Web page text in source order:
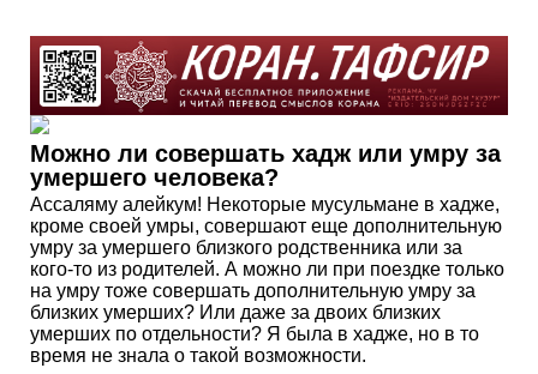
Можно ли совершать хадж или умру за
умершего человека?
Ассаляму алейкум! Некоторые мусульмане в хадже,
кроме своей умры, совершают еще дополнительную
умру за умершего близкого родственника или за
кого-то из родителей. А можно ли при поездке только
на умру тоже совершать дополнительную умру за
близких умерших? Или даже за двоих близких
умерших по отдельности? Я была в хадже, но в то
время не знала о такой возможности.